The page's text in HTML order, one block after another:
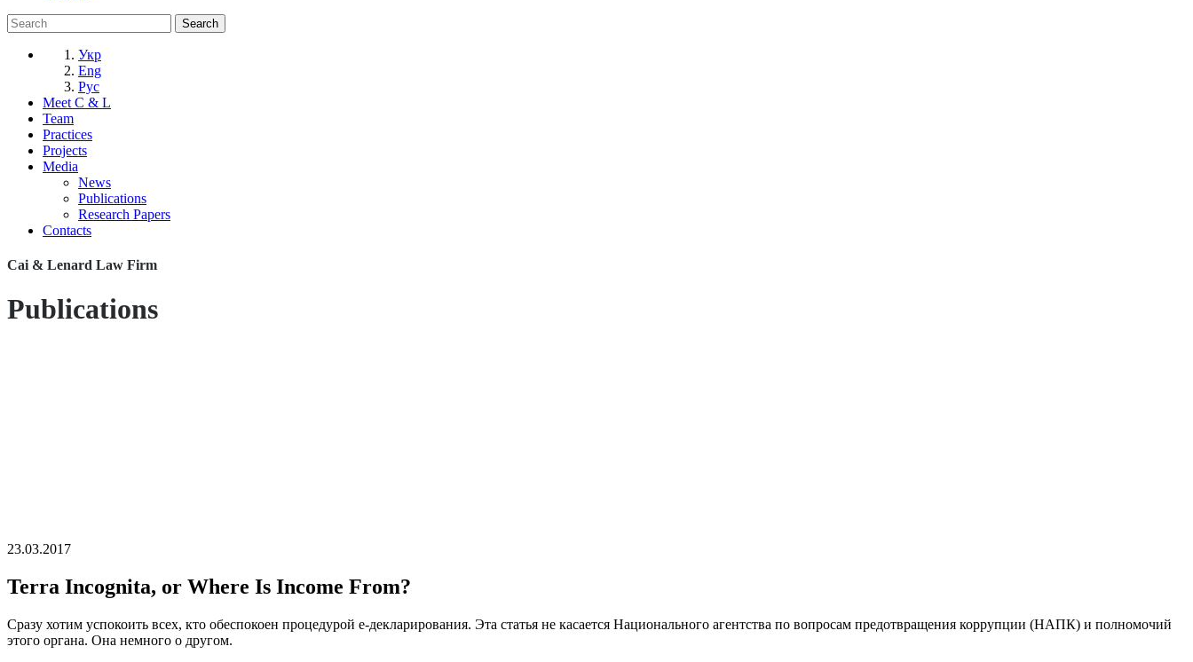
Укр
Eng
Рус
Meet C & L
Team
Practices
Projects
Media
News
Publications
Research Papers
Contacts
Cai & Lenard Law Firm
Publications
23.03.2017
Terra Incognita, or Where Is Income From?
Сразу хотим успокоить всех, кто обеспокоен процедурой е-декларирования. Эта статья не касается Национального агентства по вопросам предотвращения коррупции (НАПК) и полномочий
этого органа. Она немного о другом.